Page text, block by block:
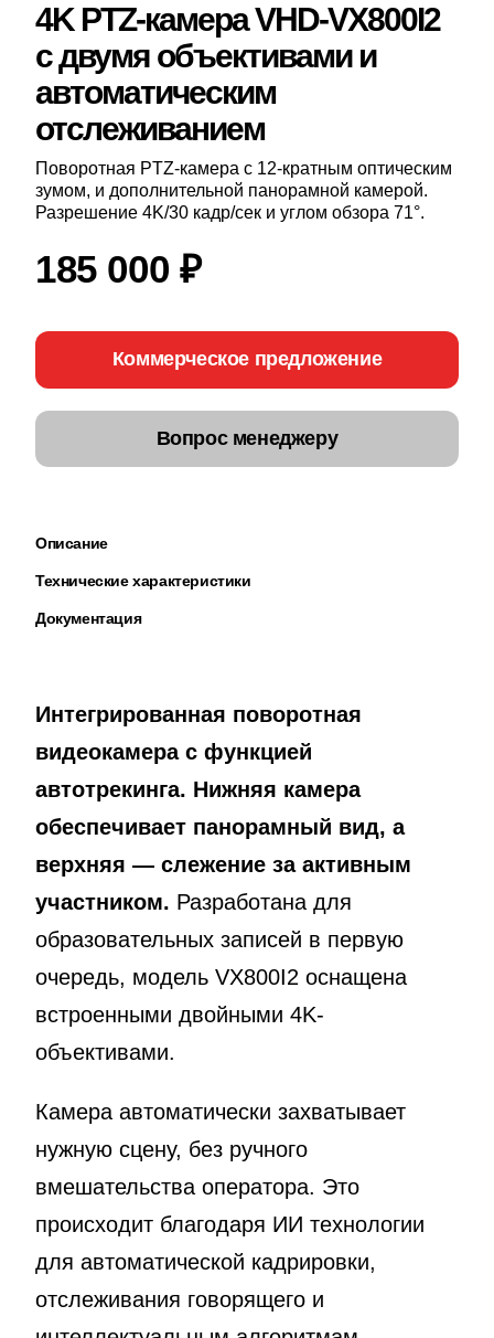
4K PTZ-камера VHD-VX800I2
с двумя объективами и
автоматическим
отслеживанием
Поворотная PTZ-камера с 12-кратным оптическим
зумом, и дополнительной панорамной камерой.
Разрешение 4K/30 кадр/сек и углом обзора 71°.
185 000 ₽
Коммерческое предложение
Вопрос менеджеру
Описание
Технические характеристики
Документация
Интегрированная поворотная
видеокамера с функцией
автотрекинга. Нижняя камера
обеспечивает панорамный вид, а
верхняя — слежение за активным
участником. Разработана для
образовательных записей в первую
очередь, модель VX800I2 оснащена
встроенными двойными 4K-
объективами.
Камера автоматически захватывает
нужную сцену, без ручного
вмешательства оператора. Это
происходит благодаря ИИ технологии
для автоматической кадрировки,
отслеживания говорящего и